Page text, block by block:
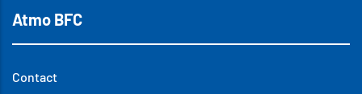
Atmo BFC
Contact